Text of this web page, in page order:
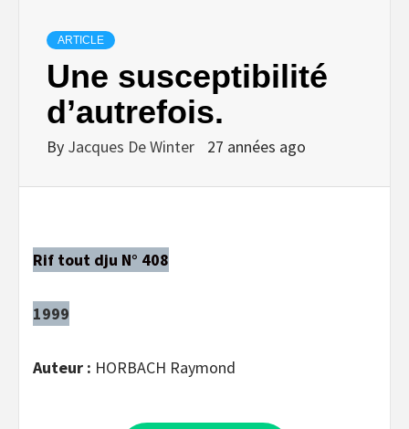
ARTICLE
Une susceptibilité
d’autrefois.
By Jacques De Winter 27 années ago
Rif tout dju N° 408
1999
Auteur : HORBACH Raymond